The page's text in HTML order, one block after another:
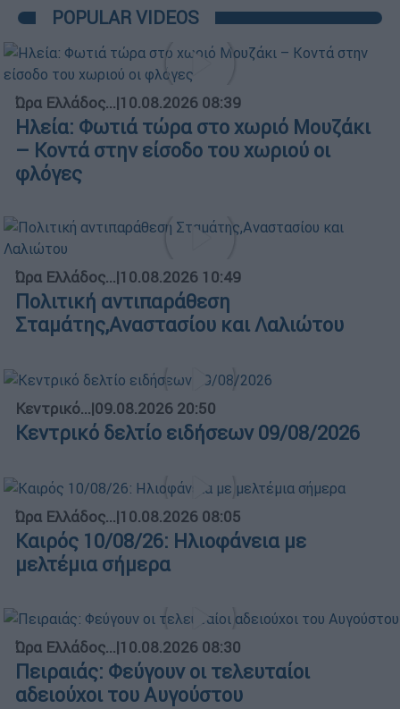
POPULAR VIDEOS
Ώρα Ελλάδος...|10.08.2026 08:39
Ηλεία: Φωτιά τώρα στο χωριό Μουζάκι
– Κοντά στην είσοδο του χωριού οι
φλόγες
Ώρα Ελλάδος...|10.08.2026 10:49
Πολιτική αντιπαράθεση
Σταμάτης,Αναστασίου και Λαλιώτου
Κεντρικό...|09.08.2026 20:50
Κεντρικό δελτίο ειδήσεων 09/08/2026
Ώρα Ελλάδος...|10.08.2026 08:05
Καιρός 10/08/26: Ηλιοφάνεια με
μελτέμια σήμερα
Ώρα Ελλάδος...|10.08.2026 08:30
Πειραιάς: Φεύγουν οι τελευταίοι
αδειούχοι του Αυγούστου